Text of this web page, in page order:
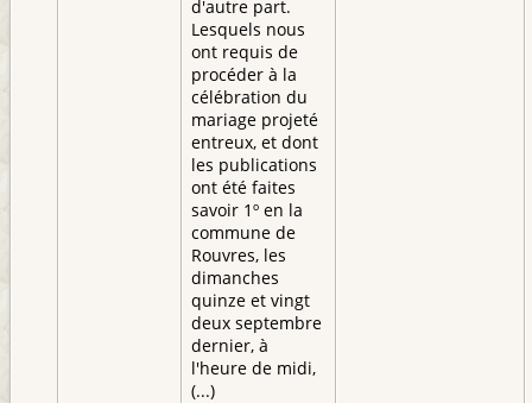
d'autre part.
Lesquels nous
ont requis de
procéder à la
célébration du
mariage projeté
entreux, et dont
les publications
ont été faites
savoir 1º en la
commune de
Rouvres, les
dimanches
quinze et vingt
deux septembre
dernier, à
l'heure de midi,
(...)